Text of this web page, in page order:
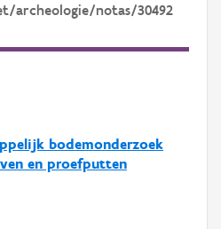
archeologie/notas/30492
bodemonderzoek
en proefputten